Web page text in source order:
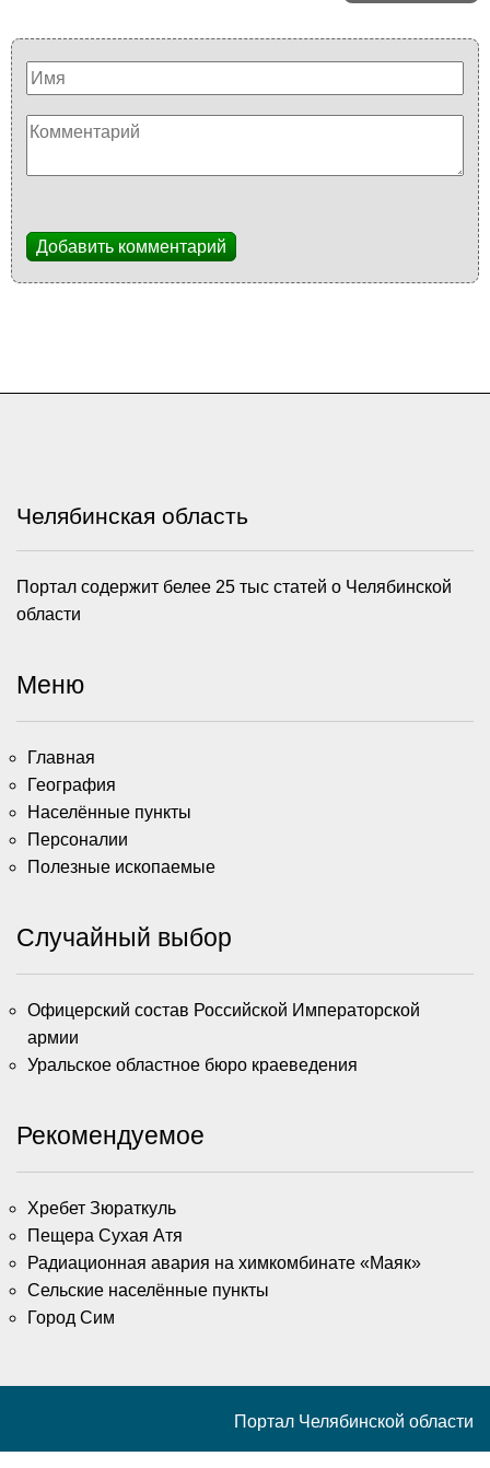
Добавить комментарий
Челябинская область
Портал содержит белее 25 тыс статей о Челябинской
области
Меню
Главная
География
Населённые пункты
Персоналии
Полезные ископаемые
Случайный выбор
Офицерский состав Российской Императорской
армии
Уральское областное бюро краеведения
Рекомендуемое
Хребет Зюраткуль
Пещера Сухая Атя
Радиационная авария на химкомбинате «Маяк»
Сельские населённые пункты
Город Сим
Портал Челябинской области